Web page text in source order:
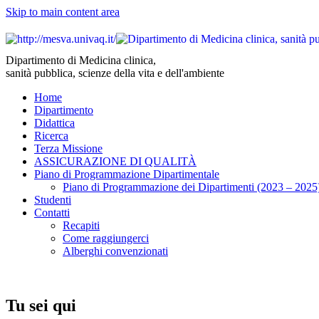
Skip to main content area
Dipartimento di Medicina clinica,
sanità pubblica, scienze della vita e dell'ambiente
Home
Dipartimento
Didattica
Ricerca
Terza Missione
ASSICURAZIONE DI QUALITÀ
Piano di Programmazione Dipartimentale
Piano di Programmazione dei Dipartimenti (2023 –
Studenti
Contatti
Recapiti
Come raggiungerci
Alberghi convenzionati
Tu sei qui